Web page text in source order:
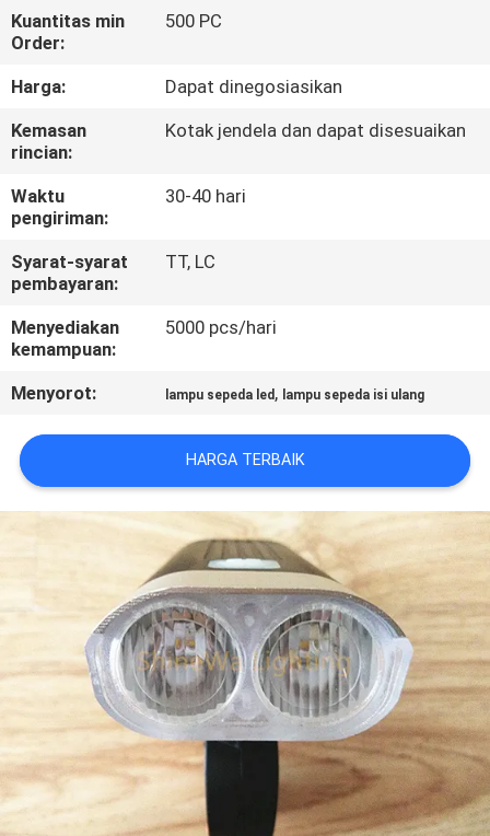
PABRIK
KONTROL
KUALITAS
HUBUNGI
KAMI
BERITA
KASUS-
KASUS
PETA
SITUS
KEBIJAKAN
PRIVASI
Kuantitas min
Order:
500 PC
Harga:
Dapat dinegosiasikan
Kemasan
rincian:
Kotak jendela dan dapat disesuaikan
Waktu
pengiriman:
30-40 hari
Syarat-syarat
pembayaran:
TT, LC
Menyediakan
kemampuan:
5000 pcs/hari
Menyorot: lampu sepeda led , lampu sepeda isi ulang
HARGA TERBAIK